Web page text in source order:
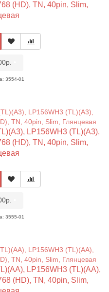
(HD), TN, 40pin, Slim,
3554-01
LP156WH3 (TL)(A3),
(HD), TN, 40pin, Slim,
3555-01
LP156WH3 (TL)(AA),
(HD), TN, 40pin, Slim,